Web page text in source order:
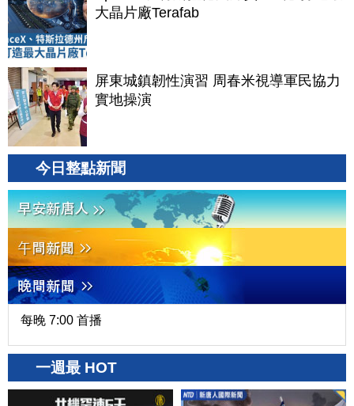
大晶片廠Terafab
屏東城鎮韌性演習 周春米視導軍民協力
實地操演
今日整點新聞
每晚 7:00 首播
一週最 HOT